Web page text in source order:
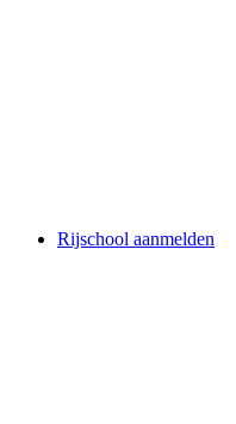
Rijschool aanmelden